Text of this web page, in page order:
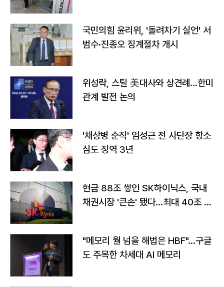
국민의힘 윤리위, '돌려차기 실언' 서
범수·진종오 징계절차 개시
위성락, 스틸 美대사와 상견례…한미
관계 발전 논의
'채상병 순직' 임성근 전 사단장 항소
심도 징역 3년
현금 88조 쌓인 SK하이닉스, 국내
채권시장 '큰손' 됐다…최대 40조 투
"메모리 월 넘을 해법은 HBF"…구글
도 주목한 차세대 AI 메모리